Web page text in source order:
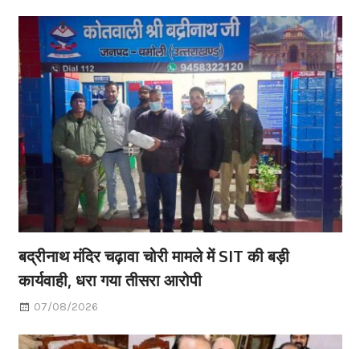
बद्रीनाथ मंदिर चढ़ावा चोरी मामले में SIT की बड़ी
कार्यवाही, धरा गया तीसरा आरोपी
07/08/2026